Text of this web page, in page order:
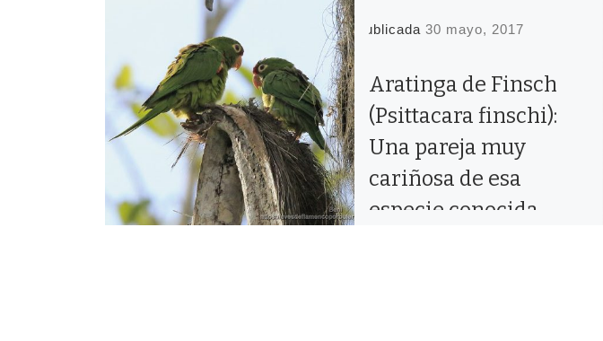
Publicada30 mayo, 2017
Aratinga de Finsch
(Psittacara finschi):
Una pareja muy
cariñosa de esa
especie conocida